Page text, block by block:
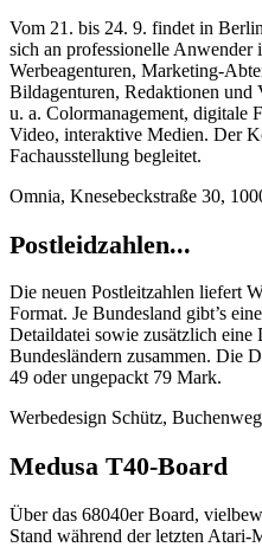
Vom 21. bis 24. 9. findet in
sich an professionelle Anwender
Werbeagenturen, Marketing-
Bildagenturen, Redaktionen und
u. a. Colormanagement, digitale
Video, interaktive Medien. Der
Fachausstellung begleitet.
Omnia, Knesebeckstraße 30,
Postleidzahlen...
Die neuen Postleitzahlen liefert
Format. Je Bundesland gibt’s
Detaildatei sowie zusätzlich eine
Bundesländern zusammen. Die
49 oder ungepackt 79 Mark.
Werbedesign Schütz,
Medusa T40-Board
Über das 68040er Board,
Stand während der letzten Atari-